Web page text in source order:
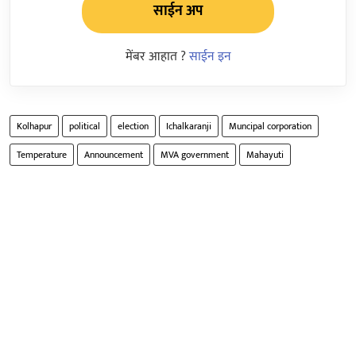
साईन अप
मेंबर आहात ?साईन इन
Kolhapur political election Ichalkaranji
Muncipal corporation
Temperature
Announcement MVA government Mahayuti